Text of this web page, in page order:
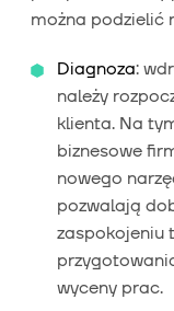
można podzielić
Diagnoza:
należy
klienta. Na
biznesowe
nowego
pozwalają
zaspokojeniu
wyceny prac.